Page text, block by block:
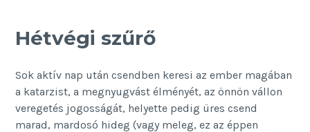
Hétvégi szűrő
Sok aktív nap után csendben keresi az ember magában
a katarzist, a megnyugvást élményét, az önnön vállon
veregetés jogosságát, helyette pedig üres csend
marad, mardosó hideg (vagy meleg, ez az éppen